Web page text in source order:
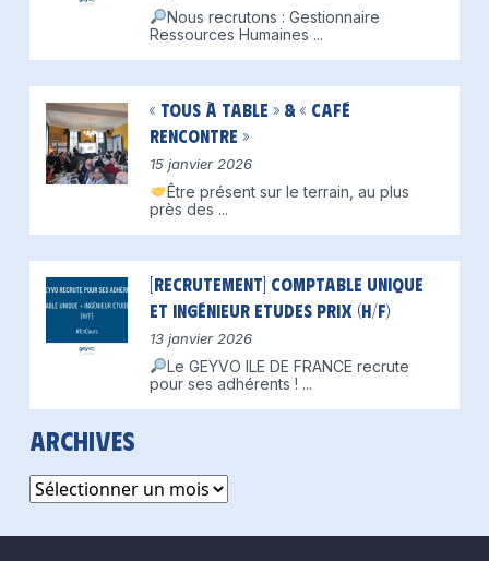
Nous recrutons : Gestionnaire
Ressources Humaines ...
« Tous à table » & « Café
Rencontre »
15 janvier 2026
Être présent sur le terrain, au plus
près des ...
[Recrutement] Comptable unique
et Ingénieur Etudes Prix (H/F)
13 janvier 2026
Le GEYVO ILE DE FRANCE recrute
pour ses adhérents ! ...
Archives
Archives